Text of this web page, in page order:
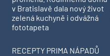
v Bratislavě dala nový život
zelená kuchyně i odvážná
fototapeta
RECEPTY PRIMA NÁPADŮ